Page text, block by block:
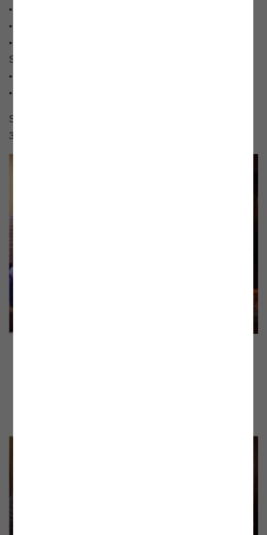
• Die Strom- und Gasrechnung richtig lesen
• Energieeffizienz im Haushalt
• Unsere Services und Tools: von der Hotline bis zur
Streitschlichtung
• Die neue Zählergeneration: Smart Meter
• An- und Abmeldung von Strom und Gas
Seit dem Beginn der Beratungsoffensive 2012 wurden
376 Gemeinden beraten.